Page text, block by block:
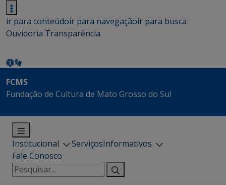
ir para conteúdoir para navegaçãoir para busca
Ouvidoria Transparência
FCMS
Fundação de Cultura de Mato Grosso do Sul
Institucional ServiçosInformativos
Fale Conosco
Pesquisar
por: